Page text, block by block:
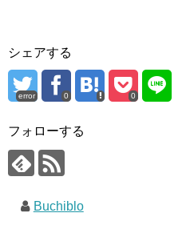
シェアする
error 0 0
フォローする
Buchiblo